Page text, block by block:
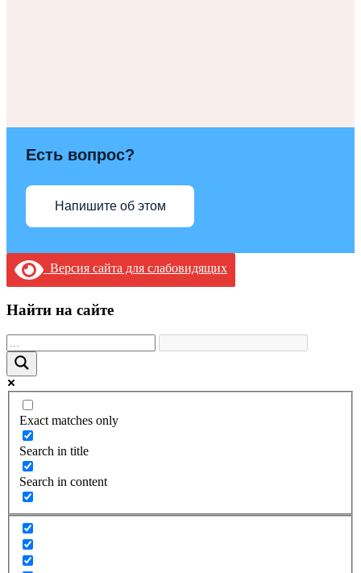
Есть вопрос?
Напишите об этом
Версия сайта для слабовидящих
Найти на сайте
Exact matches only
Search in title
Search in content